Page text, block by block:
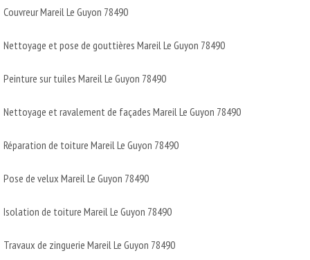
Couvreur Mareil Le Guyon 78490
Nettoyage et pose de gouttières Mareil Le Guyon 78490
Peinture sur tuiles Mareil Le Guyon 78490
Nettoyage et ravalement de façades Mareil Le Guyon 78490
Réparation de toiture Mareil Le Guyon 78490
Pose de velux Mareil Le Guyon 78490
Isolation de toiture Mareil Le Guyon 78490
Travaux de zinguerie Mareil Le Guyon 78490